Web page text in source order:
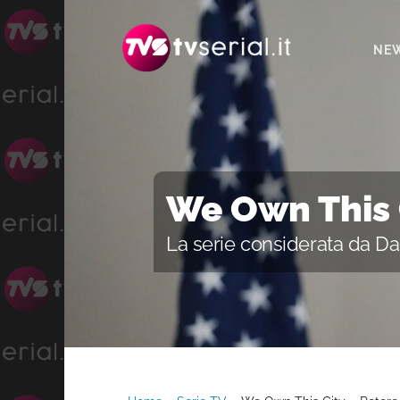
navigazione
contenuto
We Own
La serie considerata da